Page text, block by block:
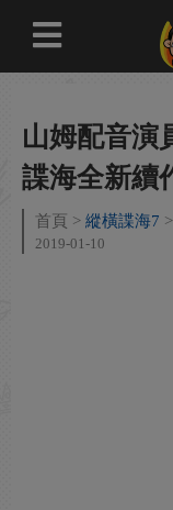
山姆配音演
諜海全新續
首頁 縱橫諜海7
2019-01-10